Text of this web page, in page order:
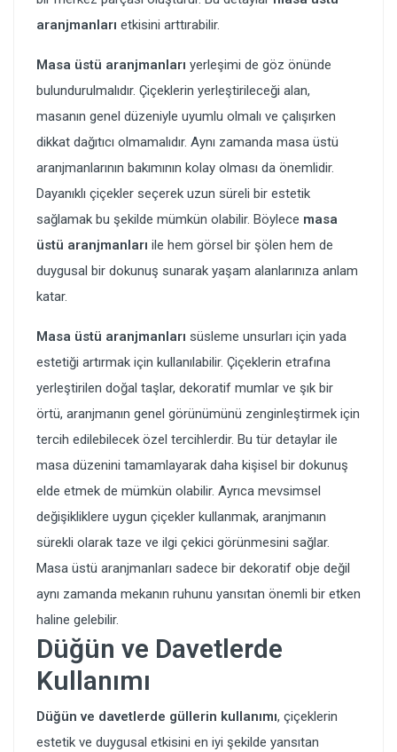
aranjmanları etkisini arttırabilir.
Masa üstü aranjmanları yerleşimi de göz önünde
bulundurulmalıdır. Çiçeklerin yerleştirileceği alan,
masanın genel düzeniyle uyumlu olmalı ve çalışırken
dikkat dağıtıcı olmamalıdır. Aynı zamanda masa üstü
aranjmanlarının bakımının kolay olması da önemlidir.
Dayanıklı çiçekler seçerek uzun süreli bir estetik
sağlamak bu şekilde mümkün olabilir. Böylece masa
üstü aranjmanları ile hem görsel bir şölen hem de
duygusal bir dokunuş sunarak yaşam alanlarınıza anlam
katar.
Masa üstü aranjmanları süsleme unsurları için yada
estetiği artırmak için kullanılabilir. Çiçeklerin etrafına
yerleştirilen doğal taşlar, dekoratif mumlar ve şık bir
örtü, aranjmanın genel görünümünü zenginleştirmek için
tercih edilebilecek özel tercihlerdir. Bu tür detaylar ile
masa düzenini tamamlayarak daha kişisel bir dokunuş
elde etmek de mümkün olabilir. Ayrıca mevsimsel
değişikliklere uygun çiçekler kullanmak, aranjmanın
sürekli olarak taze ve ilgi çekici görünmesini sağlar.
Masa üstü aranjmanları sadece bir dekoratif obje değil
aynı zamanda mekanın ruhunu yansıtan önemli bir etken
haline gelebilir.
Düğün ve Davetlerde
Kullanımı
Düğün ve davetlerde güllerin kullanımı, çiçeklerin
estetik ve duygusal etkisini en iyi şekilde yansıtan